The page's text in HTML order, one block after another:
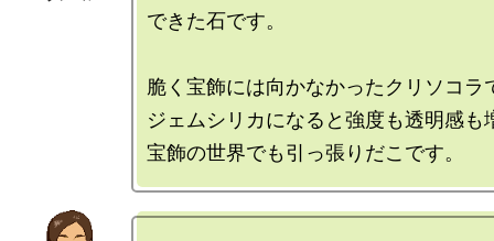
できた石です。
脆く宝飾には向かなかったクリソコラ
ジェムシリカになると強度も透明感も